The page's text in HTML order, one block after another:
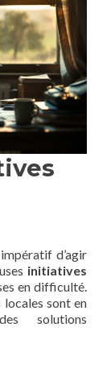
d’agir
initiatives
en difficulté.
sont en
solutions